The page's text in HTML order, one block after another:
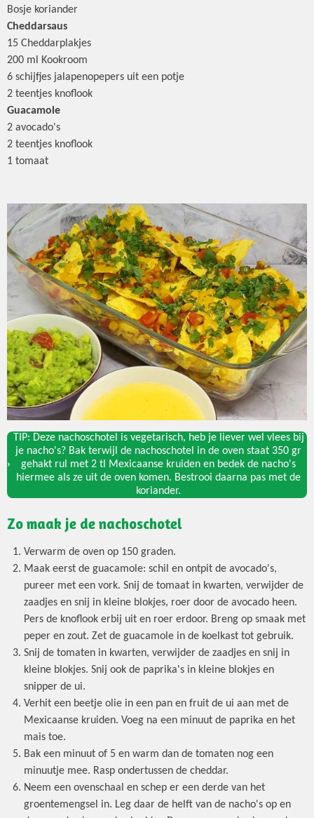
Bosje koriander
Cheddarsaus
15 Cheddarplakjes
200 ml Kookroom
6 schijfjes jalapenopepers uit een potje
2 teentjes knoflook
Guacamole
2 avocado's
2 teentjes knoflook
1 tomaat
TIP: Deze nachoschotel is vegetarisch, heb je liever wel vlees bij
je nacho's? Bak terwijl de nachoschotel in de oven staat 350 gr
gehakt rul met 2 tl Mexicaanse kruiden en bedek de nacho's
hiermee als ze uit de oven komen. Bestrooi daarna pas met de
koriander.
Zo maak je de nachoschotel
Verwarm de oven op 150 graden.
Maak eerst de guacamole: schil en ontpit de avocado's,
pureer met een vork. Snij de tomaat in kwarten, verwijder de
zaadjes en snij in kleine blokjes, roer door de avocado heen.
Pers de knoflook erbij uit en roer erdoor. Breng op smaak met
peper en zout. Zet de guacamole in de koelkast tot gebruik.
Snij de tomaten in kwarten, verwijder de zaadjes en snij in
kleine blokjes. Snij ook de paprika's in kleine blokjes en
snipper de ui.
Verhit een beetje olie in een pan en fruit de ui aan met de
Mexicaanse kruiden. Voeg na een minuut de paprika en het
mais toe.
Bak een minuut of 5 en warm dan de tomaten nog een
minuutje mee. Rasp ondertussen de cheddar.
Neem een ovenschaal en schep er een derde van het
groentemengsel in. Leg daar de helft van de nacho's op en